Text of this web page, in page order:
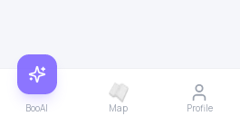
BooAI Map Profile